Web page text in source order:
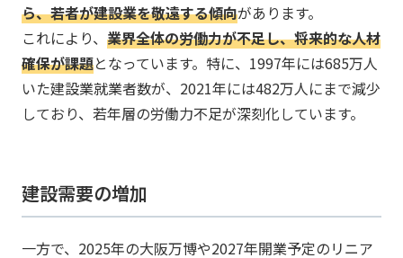
ら、若者が建設業を敬遠する傾向があります。​
これにより、 ​​​業界全体の労働力が不足し、将来的な人材
確保が課題となっています。​特に、1997年には685万人
いた建設業就業者数が、2021年には482万人にまで減少
しており、若年層の労働力不足が深刻化しています。
建設需要の増加
一方で、2025年の大阪万博や2027年開業予定のリニア